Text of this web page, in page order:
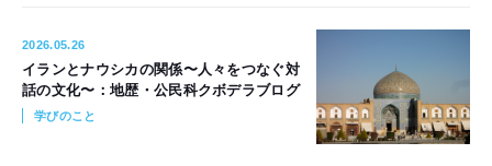
2026.05.26
イランとナウシカの関係〜人々をつなぐ対
話の文化〜：地歴・公民科クボデラブログ
学びのこと